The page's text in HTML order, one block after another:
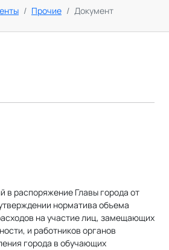
Прочие Документ
в распоряжение Главы города от
норматива объема
на участие лиц, замещающих
и работников органов
города в обучающих